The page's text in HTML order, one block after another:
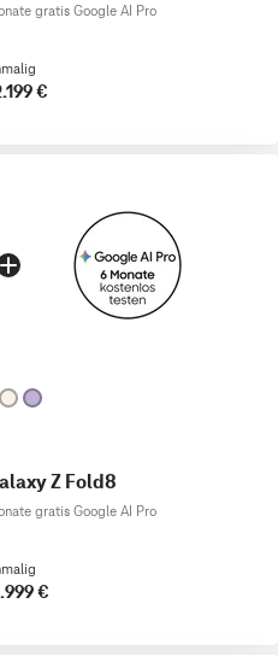
gratis Google AI Pro
€
Z Fold8
gratis Google AI Pro
€